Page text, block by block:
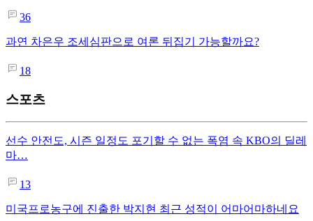
36
과연 차은우 조세심판으로 여론 뒤집기 가능할까요?
18
스포츠
선수 안전도, 시즌 일정도 포기할 수 없는 폭염 속 KBO의 딜레
마…
13
미국프로농구에 진출한 박지현 최근 성적이 어마어마하네요